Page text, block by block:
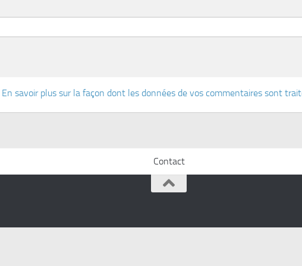
En savoir plus sur la façon dont les données de vos commentaires sont
Contact